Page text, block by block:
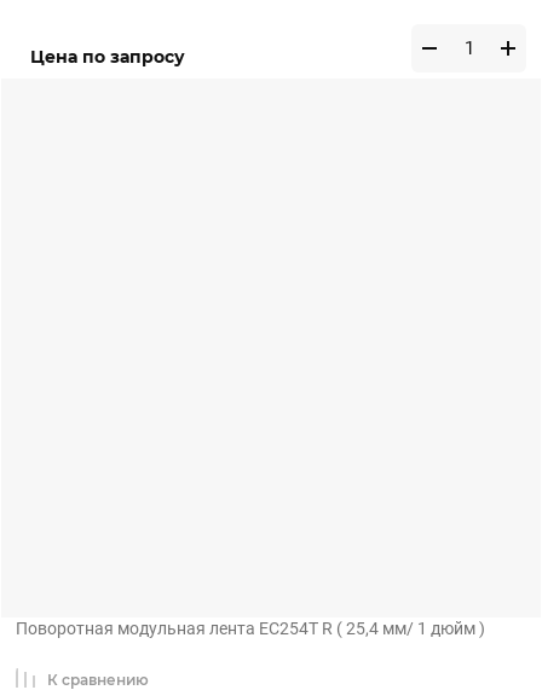
Цена по запросу
Поворотная модульная лента EC254T R ( 25,4 мм/ 1 дюйм )
К сравнению